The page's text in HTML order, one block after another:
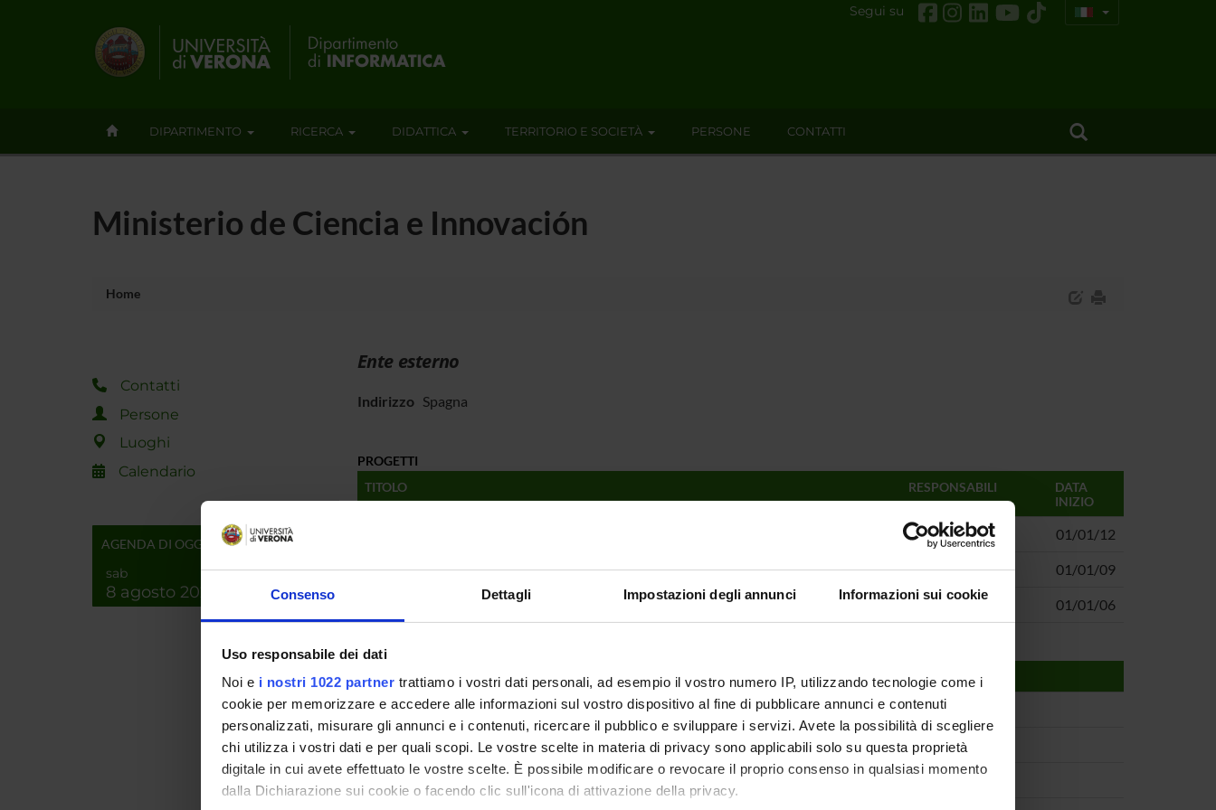
Consenso Dettagli Impostazioni degli annunci Informazioni sui cookie
Uso responsabile dei dati
Noi e i nostri 1022 partner trattiamo i vostri dati personali, ad esempio il vostro numero IP, utilizzando tecnologie come i
cookie per memorizzare e accedere alle informazioni sul vostro dispositivo al fine di pubblicare annunci e contenuti
personalizzati, misurare gli annunci e i contenuti, ricercare il pubblico e sviluppare i servizi. Avete la possibilità di scegliere
chi utilizza i vostri dati e per quali scopi. Le vostre scelte in materia di privacy sono applicabili solo su questa proprietà
digitale in cui avete effettuato le vostre scelte. È possibile modificare o revocare il proprio consenso in qualsiasi momento
dalla Dichiarazione sui cookie o facendo clic sull'icona di attivazione della privacy.
Segui su
DIPARTIMENTO RICERCA DIDATTICA TERRITORIO E SOCIETÀ PERSONE CONTATTI
Ministerio de Ciencia e Innovación
Home
Contatti
Persone
Luoghi
Calendario
AGENDA DI OGGI
sab
8 agosto 2026
Ente esterno
IndirizzoSpagna
PROGETTI
TITOLO
RESPONSABILI
DATA
INIZIO
Lidia Angeleri 01/01/12
Estructura y Clasificación de Anillos, Módulos y C*-álgebras Lidia Angeleri 01/01/09
Álgebra no conmutativa: Anillos, Módulos y C*- álgebras Lidia Angeleri 01/01/06
NUMERO FINANZIAMENTI
ANNO
NUMERO
2012 1
2009 1